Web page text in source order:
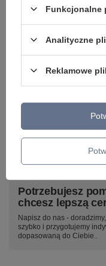
939,00 zł / szt.
Potrzebujesz
chcesz lepszą
Napisz do nas -
szybko i przygotujemy
dopasowaną do Ciebie..
Funkcjonalne
Analityczne
Reklamowe